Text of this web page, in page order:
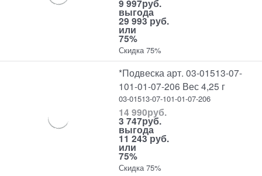
9 997руб.
выгода
29 993 руб.
или
75%
Скидка 75%
*Подвеска арт. 03-01513-07-
101-01-07-206 Вес 4,25 г
03-01513-07-101-01-07-206
14 990руб.
3 747руб.
выгода
11 243 руб.
или
75%
Скидка 75%